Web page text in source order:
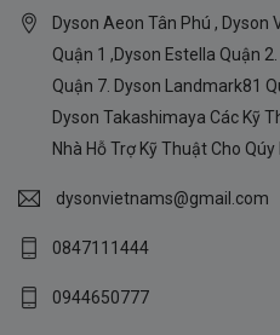
Dyson Aeon Tân Phú , Dyson
Quận 1 ,Dyson Estella Quận
Quận 7. Dyson Landmark81
Dyson Takashimaya Các Kỹ
Nhà Hỗ Trợ Kỹ Thuật Cho Qúy
dysonvietnams@gmail.com
0847111444
0944650777